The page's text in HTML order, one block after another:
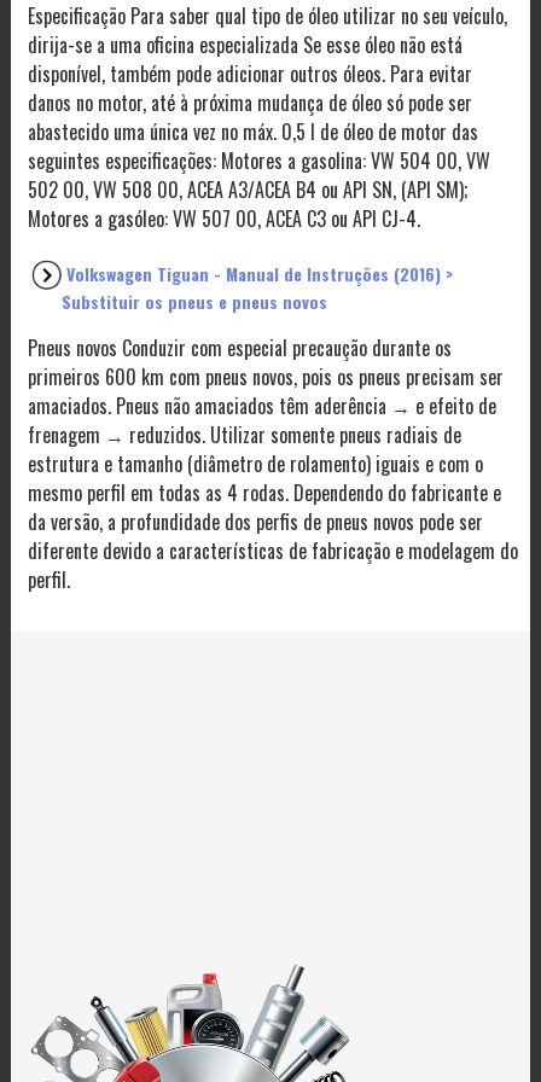
Especificação Para saber qual tipo de óleo utilizar no seu veículo,
dirija-se a uma oficina especializada Se esse óleo não está
disponível, também pode adicionar outros óleos. Para evitar
danos no motor, até à próxima mudança de óleo só pode ser
abastecido uma única vez no máx. 0,5 l de óleo de motor das
seguintes especificações: Motores a gasolina: VW 504 00, VW
502 00, VW 508 00, ACEA A3/ACEA B4 ou API SN, (API SM);
Motores a gasóleo: VW 507 00, ACEA C3 ou API CJ-4.
Volkswagen Tiguan - Manual de Instruções (2016) >
Substituir os pneus e pneus novos
Pneus novos Conduzir com especial precaução durante os
primeiros 600 km com pneus novos, pois os pneus precisam ser
amaciados. Pneus não amaciados têm aderência → e efeito de
frenagem → reduzidos. Utilizar somente pneus radiais de
estrutura e tamanho (diâmetro de rolamento) iguais e com o
mesmo perfil em todas as 4 rodas. Dependendo do fabricante e
da versão, a profundidade dos perfis de pneus novos pode ser
diferente devido a características de fabricação e modelagem do
perfil.